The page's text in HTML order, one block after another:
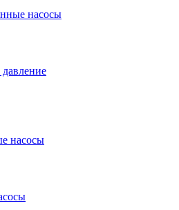
насосы
насосы